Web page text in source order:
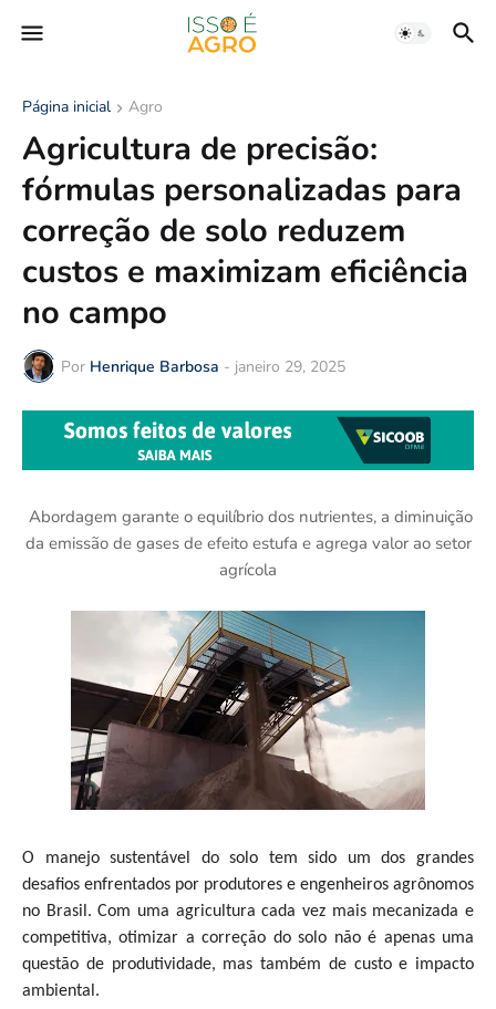
Página inicial Agro
Agricultura de precisão:
fórmulas personalizadas para
correção de solo reduzem
custos e maximizam eficiência
no campo
Por Henrique Barbosa - janeiro 29, 2025
Abordagem garante o equilíbrio dos nutrientes, a diminuição
da emissão de gases de efeito estufa e agrega valor ao setor
agrícola
O manejo sustentável do solo tem sido um dos grandes
desafios enfrentados por produtores e engenheiros agrônomos
no Brasil. Com uma agricultura cada vez mais mecanizada e
competitiva, otimizar a correção do solo não é apenas uma
questão de produtividade, mas também de custo e impacto
ambiental.